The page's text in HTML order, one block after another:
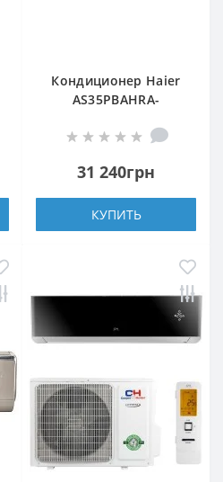
Кондиционер Haier
AS35PBAHRA-
31 240грн
КУПИТЬ